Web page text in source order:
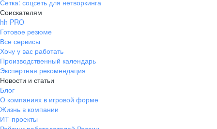
Сетка: соцсеть для нетворкинга
Соискателям
hh PRO
Готовое резюме
Все сервисы
Хочу у вас работать
Производственный календарь
Экспертная рекомендация
Новости и статьи
Блог
О компаниях в игровой форме
Жизнь в компании
ИТ-проекты